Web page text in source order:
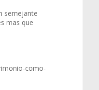
semejante
mas que
como-